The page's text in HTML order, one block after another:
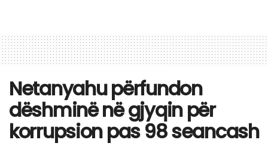
Netanyahu përfundon
dëshminë në gjyqin për
korrupsion pas 98 seancash